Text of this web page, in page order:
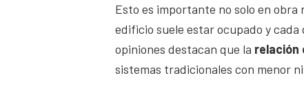
Esto es importante no solo en
edificio suele estar ocupado y
opiniones destacan que la relación
sistemas tradicionales con menor